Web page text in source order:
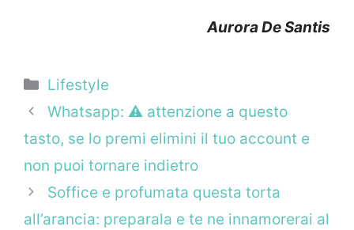
Aurora De Santis
Categorie
Lifestyle
Whatsapp: ⚠ attenzione a questo
tasto, se lo premi elimini il tuo account e
non puoi tornare indietro
Soffice e profumata questa torta
all’arancia: preparala e te ne innamorerai al